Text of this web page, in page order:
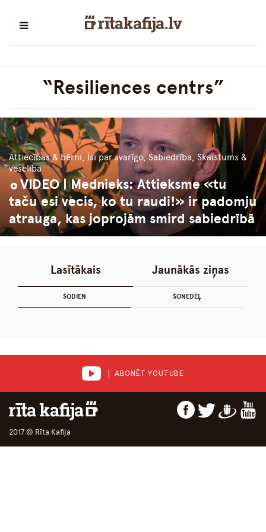
“Resiliences centrs”
Attiecības & bērni, Īsi par svarīgo, Sabiedrība, Skaistums &
veselība
VIDEO | Mednieks: Attieksme «tu
taču esi vecis, ko tu raudi!» ir padomju
atrauga, kas joprojām smird sabiedrībā
Lasītākais
ŠODIEN ŠONEDĒĻ
Jaunākās ziņas
ABONĒT YOUTUBE
2017 © Rīta Kafija